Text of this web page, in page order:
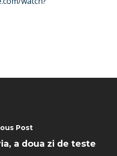
Post
a doua zi de teste